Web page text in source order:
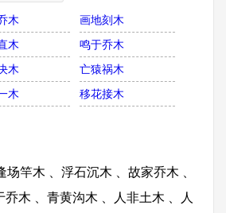
木
画地刻木
木
鸣于乔木
木
亡猿祸木
木 移花接木
竿木 、浮石沉木 、故家乔木 、
木 、青黄沟木 、人非土木 、人